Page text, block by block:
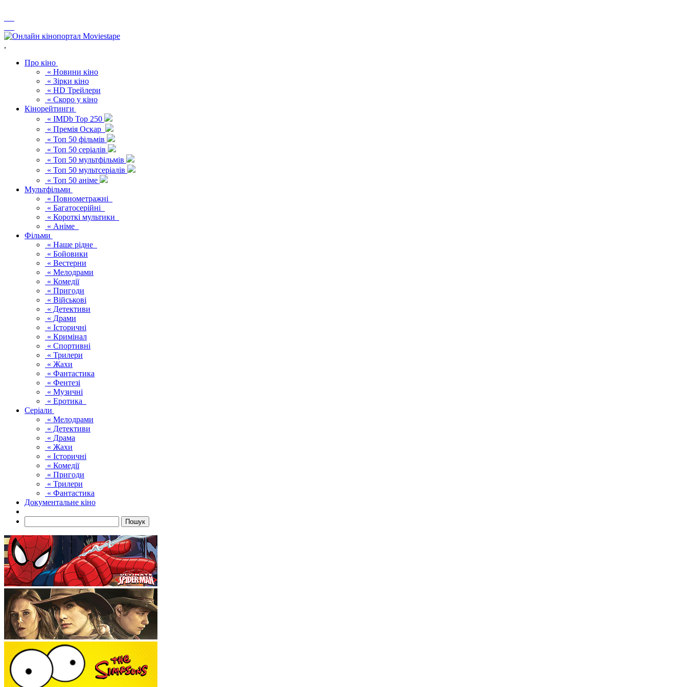
,
Про кіно
« Новини кіно
« Зірки кіно
« HD Трейлери
« Скоро у кіно
Кінорейтинги
« IMDb Top 250
« Премія Оскар
« Топ 50 фільмів
« Топ 50 серіалів
« Топ 50 мультфільмів
« Топ 50 мультсеріалів
« Топ 50 аніме
Мультфільми
« Повнометражні
« Багатосерійні
« Короткі мультики
« Аніме
Фільми
« Наше рідне
« Бойовики
« Вестерни
« Мелодрами
« Комедії
« Пригоди
« Військові
« Детективи
« Драми
« Історичні
« Кримінал
« Спортивні
« Трилери
« Жахи
« Фантастика
« Фентезі
« Музичні
« Еротика
Серіали
« Мелодрами
« Детективи
« Драма
« Жахи
« Історичні
« Комедії
« Пригоди
« Трилери
« Фантастика
Документальне кіно
Пошук